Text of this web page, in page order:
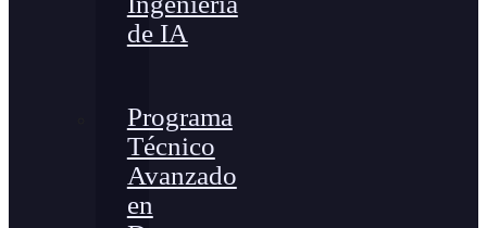
de IA
Programa
Técnico
Avanzado
en